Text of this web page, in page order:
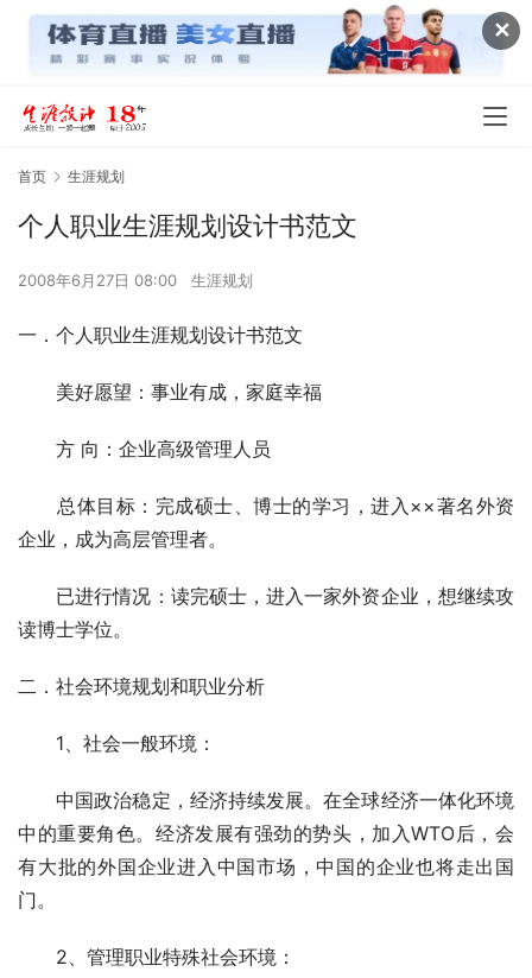
✕
首页 生涯规划
个人职业生涯规划设计书范文
2008年6月27日 08:00 生涯规划
一．个人职业生涯规划设计书范文
美好愿望：事业有成，家庭幸福
方 向：企业高级管理人员
总体目标：完成硕士、博士的学习，进入××著名外资
企业，成为高层管理者。
已进行情况：读完硕士，进入一家外资企业，想继续攻
读博士学位。
二．社会环境规划和职业分析
1、社会一般环境：
中国政治稳定，经济持续发展。在全球经济一体化环境
中的重要角色。经济发展有强劲的势头，加入WTO后，会
有大批的外国企业进入中国市场，中国的企业也将走出国
门。
2、管理职业特殊社会环境：